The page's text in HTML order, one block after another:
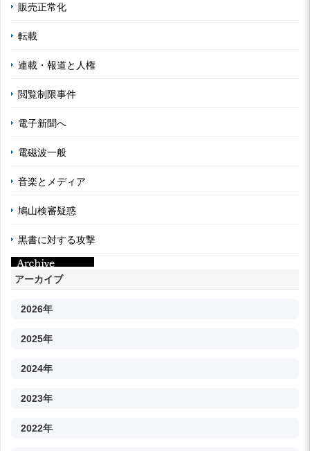
販売正常化
転載
連載・報道と人権
閲覧制限事件
電子新聞へ
電磁波一般
音楽とメディア
鳩山検審疑惑
黒書に対する攻撃
アーカイブ
2026年
2025年
2024年
2023年
2022年